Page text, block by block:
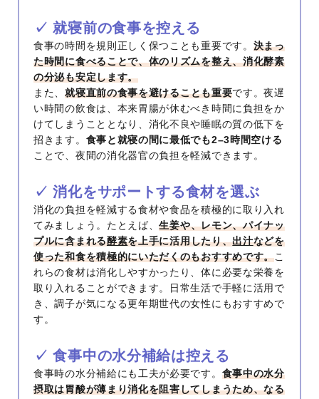
✓ 就寝前の食事を控える
食事の時間を規則正しく保つことも重要です。 決まっ
た時間に食べることで、体のリズムを整え、消化酵素
の分泌も安定します。
また、就寝直前の食事を避けることも重要です。夜遅
い時間の飲食は、本来胃腸が休むべき時間に負担をか
けてしまうこととなり、消化不良や睡眠の質の低下を
招きます。 食事と就寝の間に最低でも2–3時間空ける
ことで、夜間の消化器官の負担を軽減できます。
✓ 消化をサポートする食材を選ぶ
消化の負担を軽減する食材や食品を積極的に取り入れ
てみましょう。たとえば、生姜や、レモン、パイナッ
プルに含まれる酵素を上手に活用したり、出汁などを
使った和食を積極的にいただくのもおすすめです。こ
れらの食材は消化しやすかったり、体に必要な栄養を
取り入れることができます。日常生活で手軽に活用で
き、調子が気になる更年期世代の女性にもおすすめで
す。
✓ 食事中の水分補給は控える
食事時の水分補給にも工夫が必要です。 食事中の水分
摂取は胃酸が薄まり消化を阻害してしまうため、なる